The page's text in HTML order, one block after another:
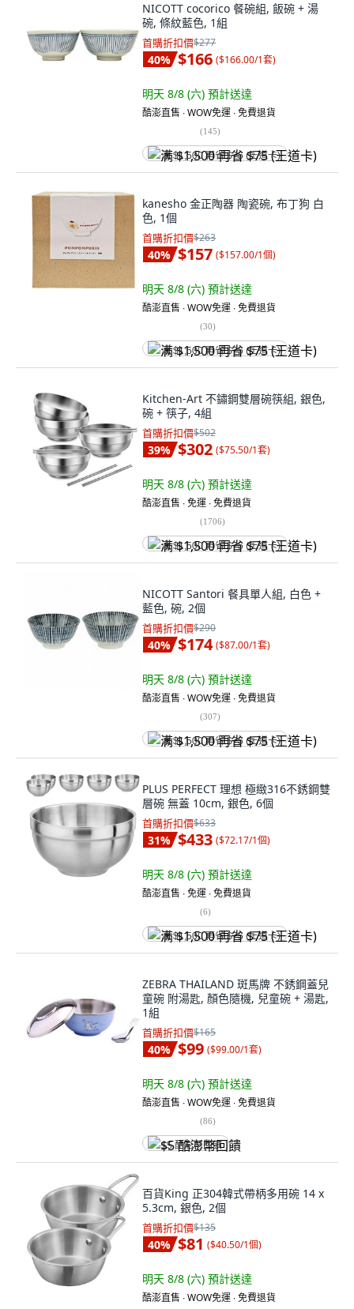
NICOTT cocorico 餐碗組, 飯碗 + 湯
碗, 條紋藍色, 1組
首購折扣價$277
40% $166 ($166.00/1套)
明天 8/8 (六) 預計送達
酷澎直售 ∙ WOW免運 ∙ 免費退貨
(145)
满 $1,500 再省 $75 (王道卡)
kanesho 金正陶器 陶瓷碗, 布丁狗 白
色, 1個
首購折扣價$263
40% $157 ($157.00/1個)
明天 8/8 (六) 預計送達
酷澎直售 ∙ WOW免運 ∙ 免費退貨
(30)
满 $1,500 再省 $75 (王道卡)
Kitchen-Art 不鏽鋼雙層碗筷組, 銀色,
碗 + 筷子, 4組
首購折扣價$502
39% $302 ($75.50/1套)
明天 8/8 (六) 預計送達
酷澎直售 ∙ 免運 ∙ 免費退貨
(1706)
满 $1,500 再省 $75 (王道卡)
NICOTT Santori 餐具單人組, 白色 +
藍色, 碗, 2個
首購折扣價$290
40% $174 ($87.00/1套)
明天 8/8 (六) 預計送達
酷澎直售 ∙ WOW免運 ∙ 免費退貨
(307)
满 $1,500 再省 $75 (王道卡)
PLUS PERFECT 理想 極緻316不銹鋼雙
層碗 無蓋 10cm, 銀色, 6個
首購折扣價$633
31% $433 ($72.17/1個)
明天 8/8 (六) 預計送達
酷澎直售 ∙ 免運 ∙ 免費退貨
(6)
满 $1,500 再省 $75 (王道卡)
ZEBRA THAILAND 斑馬牌 不銹鋼蓋兒
童碗 附湯匙, 顏色隨機, 兒童碗 + 湯匙,
1組
首購折扣價$165
40% $99 ($99.00/1套)
明天 8/8 (六) 預計送達
酷澎直售 ∙ WOW免運 ∙ 免費退貨
(86)
$5 酷澎幣回饋
百貨King 正304韓式帶柄多用碗 14 x
5.3cm, 銀色, 2個
首購折扣價$135
40% $81 ($40.50/1個)
明天 8/8 (六) 預計送達
酷澎直售 ∙ WOW免運 ∙ 免費退貨